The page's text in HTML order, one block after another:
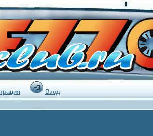
Вход